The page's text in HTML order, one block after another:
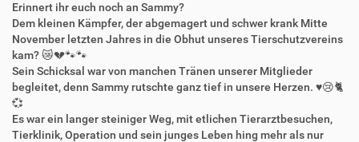
Erinnert ihr euch noch an Sammy?
Dem kleinen Kämpfer, der abgemagert und schwer krank Mitte
November letzten Jahres in die Obhut unseres Tierschutzvereins
kam? 😿💔🐾🐾
Sein Schicksal war von manchen Tränen unserer Mitglieder
begleitet, denn Sammy rutschte ganz tief in unsere Herzen. ♥️😢🐈
💞
Es war ein langer steiniger Weg, mit etlichen Tierarztbesuchen,
Tierklinik, Operation und sein junges Leben hing mehr als nur